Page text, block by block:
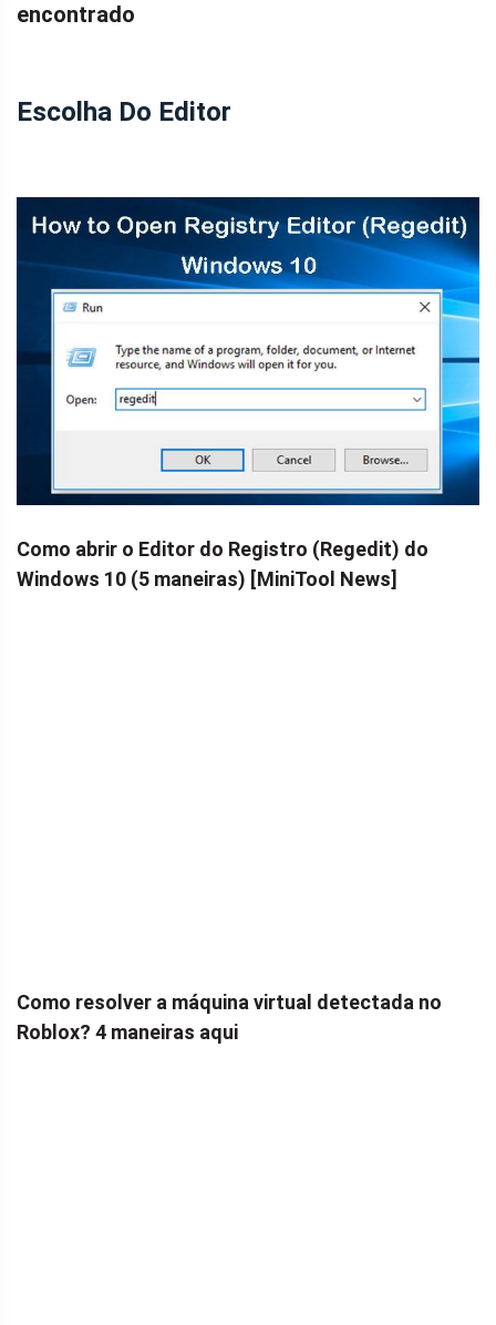
encontrado
Escolha Do Editor
Como abrir o Editor do Registro (Regedit) do
Windows 10 (5 maneiras) [MiniTool News]
Como resolver a máquina virtual detectada no
Roblox? 4 maneiras aqui